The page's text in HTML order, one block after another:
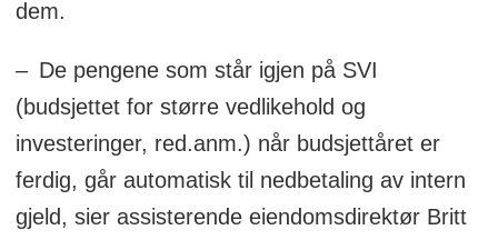
dem.
– De pengene som står igjen på SVI
(budsjettet for større vedlikehold og
investeringer, red.anm.) når budsjettåret er
ferdig, går automatisk til nedbetaling av intern
gjeld, sier assisterende eiendomsdirektør Britt